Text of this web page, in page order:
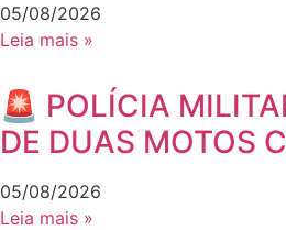
05/08/2026
Leia mais »
🚨 POLÍCIA
DE DUAS MOTOS
05/08/2026
Leia mais »